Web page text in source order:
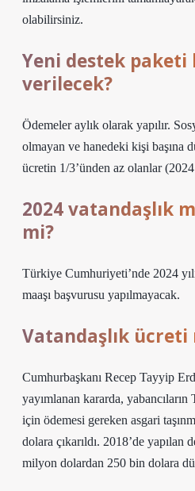
olabilirsiniz.
Yeni destek
verilecek?
Ödemeler aylık olarak yapılır.
olmayan ve hanedeki kişi başına
ücretin 1/3’ünden az olanlar
2024 vatandaşlık
mi?
Türkiye Cumhuriyeti’nde 2024
maaşı başvurusu yapılmayacak.
Vatandaşlık ücreti
Cumhurbaşkanı Recep Tayyip
yayımlanan kararda, yabancıların
için ödemesi gereken asgari
dolara çıkarıldı. 2018’de yapılan
milyon dolardan 250 bin dolara